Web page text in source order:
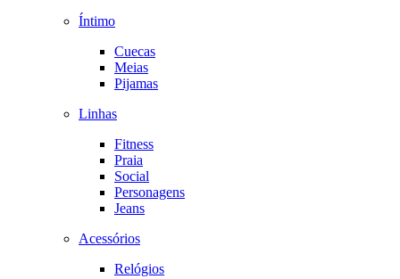
Íntimo
Cuecas
Meias
Pijamas
Linhas
Fitness
Praia
Social
Personagens
Jeans
Acessórios
Relógios